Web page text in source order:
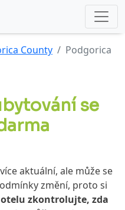
County Podgorica
se
aktuální, ale může se
změní, proto si
zkontrolujte, zda